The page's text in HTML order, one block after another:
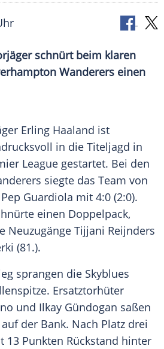
schnürt beim klaren
Wanderers einen
Erling Haaland ist
in die Titeljagd in
League gestartet. Bei den
siegte das Team von
Pep Guardiola mit 4:0 (2:0).
einen Doppelpack,
Neuzugänge Tijjani Reijnders
(81.).
sprangen die Skyblues
Ersatztorhüter
und Ilkay Gündogan saßen
der Bank. Nach Platz drei
13 Punkten Rückstand hinter